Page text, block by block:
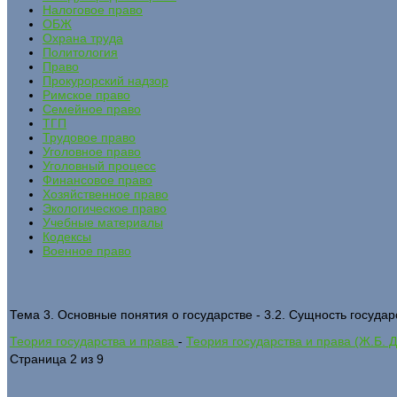
Налоговое право
ОБЖ
Охрана труда
Политология
Право
Прокурорский надзор
Римское право
Семейное право
ТГП
Трудовое право
Уголовное право
Уголовный процесс
Финансовое право
Хозяйственное право
Экологическое право
Учебные материалы
Кодексы
Военное право
Тема 3. Основные понятия о государстве - 3.2. Сущность
Теория государства и права - Теория государства и права (Ж.Б.
Страница 2 из 9